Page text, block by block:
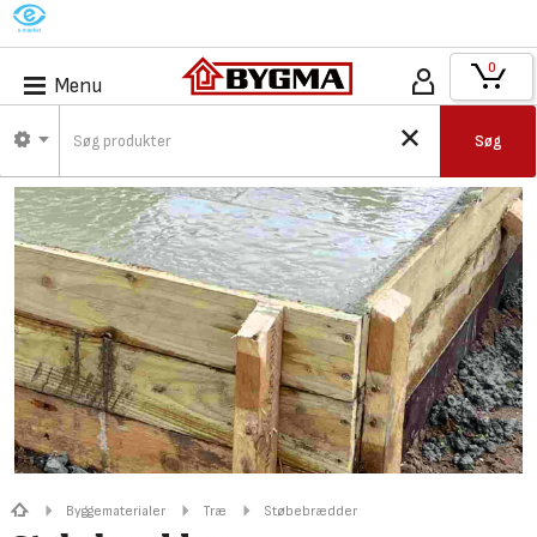
M
Menu
Søg
0
Byggematerialer Træ Støbebrædder